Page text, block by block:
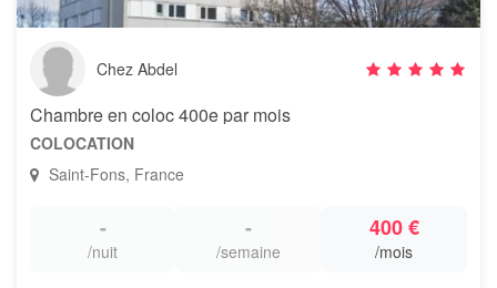
Chez Abdel
Chambre en coloc 400e par mois
COLOCATION
Saint-Fons, France
-
/nuit
-
/semaine
400 €
/mois